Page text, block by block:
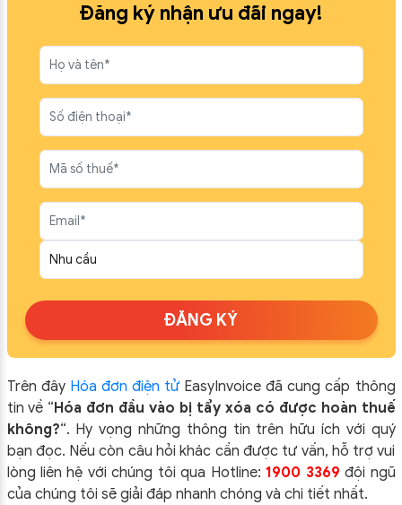
Đăng ký nhận ưu đãi ngay!
ĐĂNG KÝ
Trên đây Hóa đơn điện tử EasyInvoice đã cung cấp thông
tin về “Hóa đơn đầu vào bị tẩy xóa có được hoàn thuế
không?“. Hy vọng những thông tin trên hữu ích với quý
bạn đọc. Nếu còn câu hỏi khác cần được tư vấn, hỗ trợ vui
lòng liên hệ với chúng tôi qua Hotline: 1900 3369 đội ngũ
của chúng tôi sẽ giải đáp nhanh chóng và chi tiết nhất.